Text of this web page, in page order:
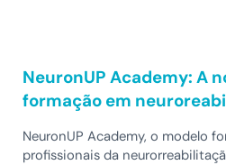
NeuronUP Academy: A
formação em
NeuronUP Academy, o modelo
profissionais da